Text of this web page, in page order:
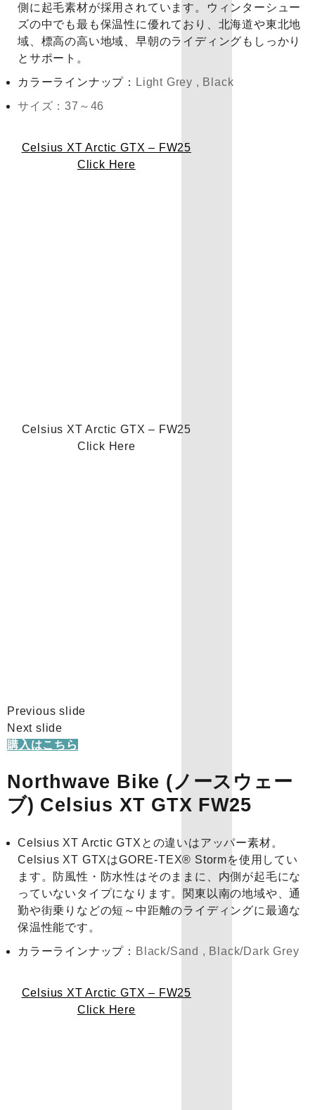
側に起毛素材が採用されています。ウィンターシュー
ズの中でも最も保温性に優れており、北海道や東北地
域、標高の高い地域、早朝のライディングもしっかり
とサポート。
カラーラインナップ：
Light Grey , Black
サイズ：37～46
Celsius XT Arctic GTX – FW25
Click Here
Celsius XT Arctic GTX – FW25
Click Here
Previous slide
Next slide
購入はこちら
Northwave Bike (ノースウェー
ブ) Celsius XT GTX FW25
Celsius XT Arctic GTXとの違いはアッパー素材。
Celsius XT GTXはGORE-TEX® Stormを使用してい
ます。防風性・防水性はそのままに、内側が起毛にな
っていないタイプになります。関東以南の地域や、通
勤や街乗りなどの短～中距離のライディングに最適な
保温性能です。
カラーラインナップ： Black/Sand , Black/Dark Grey
Celsius XT Arctic GTX – FW25
Click Here